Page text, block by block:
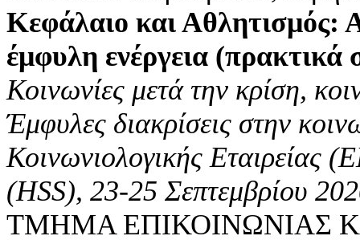
Κεφάλαιο και
έμφυλη ενέργεια (πρακτικά
Κοινωνίες μετά την κρίση,
Έμφυλες διακρίσεις στην
Κοινωνιολογικής Εταιρείας
(HSS), 23-25 Σεπτεμβρίου
ΤΜΗΜΑ ΕΠΙΚΟΙΝΩΝΙΑΣ